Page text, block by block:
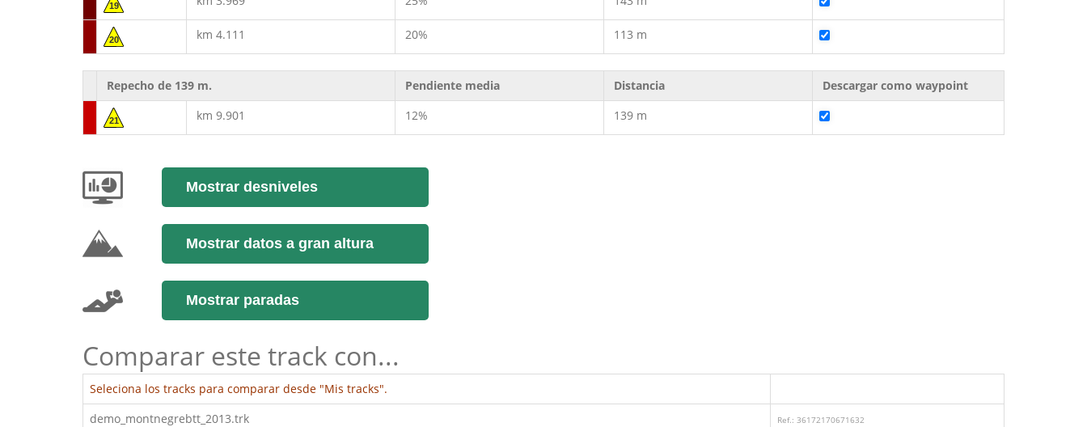
19
20 km 4.111 20% 113 m
Repecho de 139 m. Pendiente media Distancia Descargar como waypoint
21 km 9.901 12% 139 m
Mostrar desniveles
Mostrar datos a gran altura
Mostrar paradas
Comparar este track con...
Seleciona los tracks para comparar desde "Mis tracks".
demo_montnegrebtt_2013.trk
Ref.: 36172170671632